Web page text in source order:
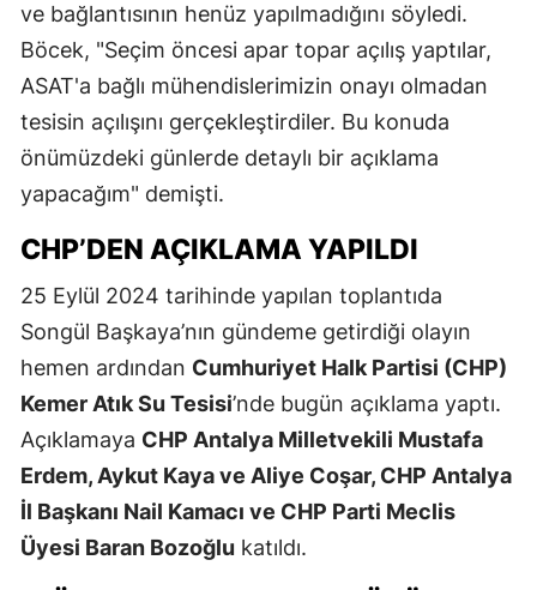
ve bağlantısının henüz yapılmadığını söyledi.
Böcek, "Seçim öncesi apar topar açılış yaptılar,
ASAT'a bağlı mühendislerimizin onayı olmadan
tesisin açılışını gerçekleştirdiler. Bu konuda
önümüzdeki günlerde detaylı bir açıklama
yapacağım" demişti.
CHP’DEN AÇIKLAMA YAPILDI
25 Eylül 2024 tarihinde yapılan toplantıda
Songül Başkaya’nın gündeme getirdiği olayın
hemen ardından Cumhuriyet Halk Partisi (CHP)
Kemer Atık Su Tesisi’nde bugün açıklama yaptı.
Açıklamaya CHP Antalya Milletvekili Mustafa
Erdem, Aykut Kaya ve Aliye Coşar, CHP Antalya
İl Başkanı Nail Kamacı ve CHP Parti Meclis
Üyesi Baran Bozoğlu katıldı.